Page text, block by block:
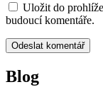
Uložit do
budoucí komentáře.
Blog